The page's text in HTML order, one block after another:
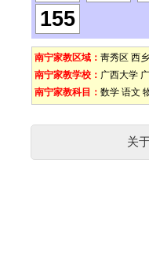
155
南宁家教区域： 靑秀区 西
南宁家教学校： 广西大学
南宁家教科目： 数学 语文
关